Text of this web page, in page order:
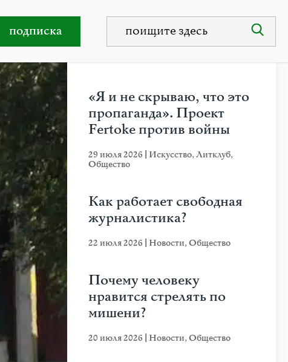
подписка
«Я и не скрываю, что это
пропаганда». Проект
Fertoke против войны
29 июля 2026 Искусство,Литклуб,
Общество
Как работает свободная
журналистика?
22 июля 2026 Новости,Общество
Почему человеку
нравится стрелять по
мишени?
20 июля 2026 Новости,Общество